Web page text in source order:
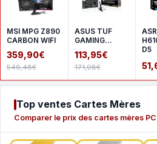
MSI MPG Z890
CARBON WIFI
359,90€
546,48€
ASUS TUF
GAMING
A620AM-
PLUS WIFI
113,95€
171,98€
D5
Top ventes Cartes Mères
Comparer le prix des cartes mères